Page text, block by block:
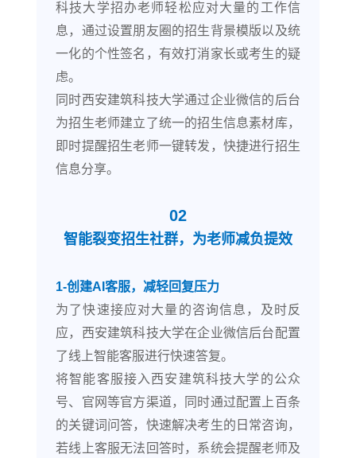
科技大学招办老师轻松应对大量的工作信
息，通过设置朋友圈的招生背景模版以及统
一化的个性签名，有效打消家长或考生的疑
虑。
同时西安建筑科技大学通过企业微信的后台
为招生老师建立了统一的招生信息素材库，
即时提醒招生老师一键转发，快捷进行招生
信息分享。
02
智能裂变招生社群，为老师减负提效
1-创建AI客服，减轻回复压力
为了快速接应对大量的咨询信息，及时反
应，西安建筑科技大学在企业微信后台配置
了线上智能客服进行快速答复。
将智能客服接入西安建筑科技大学的公众
号、官网等官方渠道，同时通过配置上百条
的关键词问答，快速解决考生的日常咨询，
若线上客服无法回答时，系统会提醒老师及